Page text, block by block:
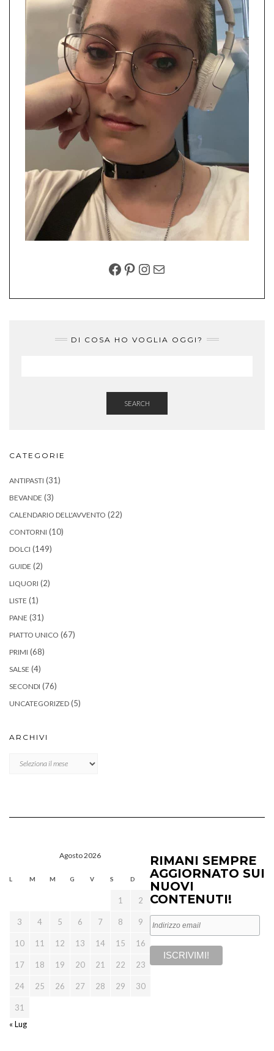
FACEBOOK
PINTEREST
INSTAGRAM
EMAIL
DI COSA HO VOGLIA OGGI?
SEARCH
CATEGORIE
ANTIPASTI (31)
BEVANDE (3)
CALENDARIO DELL'AVVENTO (22)
CONTORNI (10)
DOLCI (149)
GUIDE (2)
LIQUORI (2)
LISTE (1)
PANE (31)
PIATTO UNICO (67)
PRIMI (68)
SALSE (4)
SECONDI (76)
UNCATEGORIZED (5)
ARCHIVI
Agosto 2026
L M M G V S D
1 2
3 4 5 6 7 8 9
10 11 12 13 14 15 16
17 18 19 20 21 22 23
24 25 26 27 28 29 30
31
« Lug
RIMANI SEMPRE
AGGIORNATO SUI
NUOVI
CONTENUTI!